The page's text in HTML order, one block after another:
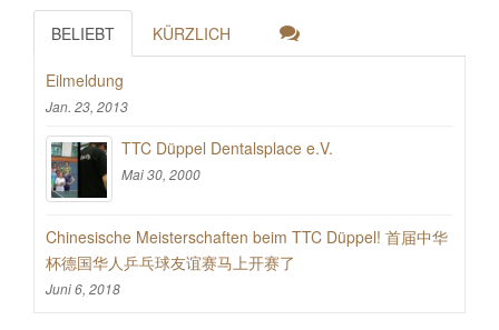
BELIEBT KÜRZLICH
Eilmeldung
Jan. 23, 2013
TTC Düppel Dentalsplace e.V.
Mai 30, 2000
Chinesische Meisterschaften beim TTC Düppel! 首届中华
杯德国华人乒乓球友谊赛马上开赛了
Juni 6, 2018